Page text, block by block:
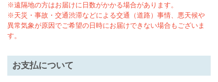
※遠隔地の方はお届けに日数がかかる場合があります。
※天災・事故・交通渋滞などによる交通（道路）事情、悪天候や
異常気象が原因でご希望の日時にお届けできない場合もございま
す。
お支払について